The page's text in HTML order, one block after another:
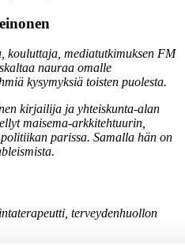
kouluttaja, mediatutkimuksen FM
nauraa omalle
kysymyksiä toisten puolesta.
kirjailija ja yhteiskunta-alan
maisema-arkkitehtuurin,
parissa. Samalla hän on
terveydenhuollon